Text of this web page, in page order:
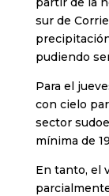
sur de
pudiendo
Para el
con cielo
sector
mínima de
En tanto, el